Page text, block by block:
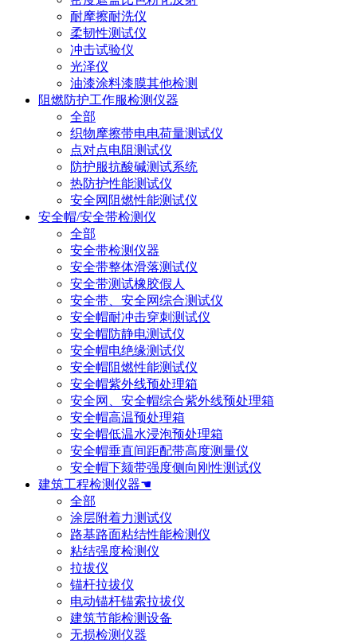
耐摩擦耐洗仪
柔韧性测试仪
冲击试验仪
光泽仪
油漆涂料漆膜其他检测
阻燃防护工作服检测仪器
全部
织物摩擦带电电荷量测试仪
点对点电阻测试仪
防护服抗酸碱测试系统
热防护性能测试仪
安全网阻燃性能测试仪
安全帽/安全带检测仪
全部
安全带检测仪器
安全带整体滑落测试仪
安全带测试橡胶假人
安全带、安全网综合测试仪
安全帽耐冲击穿刺测试仪
安全帽防静电测试仪
安全帽电绝缘测试仪
安全帽阻燃性能测试仪
安全帽紫外线预处理箱
安全网、安全帽综合紫外线预处理箱
安全帽高温预处理箱
安全帽低温水浸泡预处理箱
安全帽垂直间距配带高度测量仪
安全帽下颏带强度侧向刚性测试仪
建筑工程检测仪器☚
全部
涂层附着力测试仪
路基路面粘结性能检测仪
粘结强度检测仪
拉拔仪
锚杆拉拔仪
电动锚杆锚索拉拔仪
建筑节能检测设备
无损检测仪器